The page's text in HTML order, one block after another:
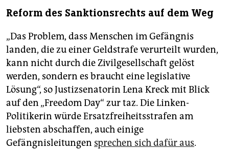
Reform des Sanktionsrechts auf dem Weg
„Das Problem, dass Menschen im Gefängnis
landen, die zu einer Geldstrafe verurteilt wurden,
kann nicht durch die Zivilgesellschaft gelöst
werden, sondern es braucht eine legislative
Lösung“, so Justizsenatorin Lena Kreck mit Blick
auf den „Freedom Day“ zur taz. Die Linken-
Politikerin würde Ersatzfreiheitsstrafen am
liebsten abschaffen, auch einige
Gefängnisleitungen sprechen sich dafür aus.